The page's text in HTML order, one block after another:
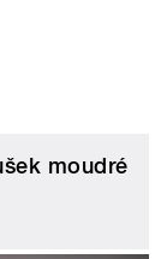
moudré